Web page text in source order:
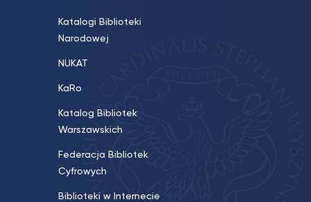
Katalogi Biblioteki
Narodowej
NUKAT
KaRo
Katalog Bibliotek
Warszawskich
Federacja Bibliotek
Cyfrowych
Biblioteki w Internecie